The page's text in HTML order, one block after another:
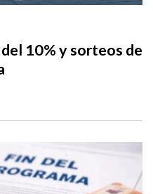
10% y sorteos de